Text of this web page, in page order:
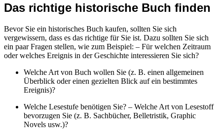
Das richtige historische Buch finden
Bevor Sie ein historisches Buch kaufen, sollten Sie sich
vergewissern, dass es das richtige für Sie ist. Dazu sollten Sie sich
ein paar Fragen stellen, wie zum Beispiel: – Für welchen Zeitraum
oder welches Ereignis in der Geschichte interessieren Sie sich?
Welche Art von Buch wollen Sie (z. B. einen allgemeinen
Überblick oder einen gezielten Blick auf ein bestimmtes
Ereignis)?
Welche Lesestufe benötigen Sie? – Welche Art von Lesestoff
bevorzugen Sie (z. B. Sachbücher, Belletristik, Graphic
Novels usw.)?